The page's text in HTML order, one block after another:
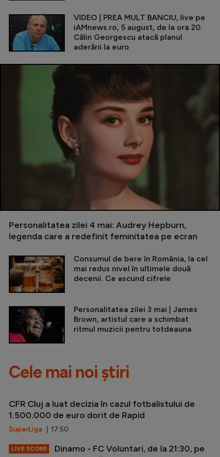
VIDEO | PREA MULT BANCIU, live pe
iAMnews.ro, 5 august, de la ora 20.
Călin Georgescu atacă planul
aderării la euro
Personalitatea zilei 4 mai: Audrey Hepburn,
legenda care a redefinit feminitatea pe ecran
Consumul de bere în România, la cel
mai redus nivel în ultimele două
decenii. Ce ascund cifrele
Personalitatea zilei 3 mai | James
Brown, artistul care a schimbat
ritmul muzicii pentru totdeauna
Cele mai noi știri
CFR Cluj a luat decizia în cazul fotbalistului de
1.500.000 de euro dorit de Rapid
SuperLiga | 17:50
LIVE SCORE
Dinamo - FC Voluntari, de la 21:30, pe